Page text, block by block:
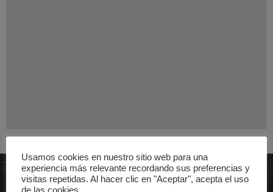
Usamos cookies en nuestro sitio web para una
experiencia más relevante recordando sus preferencias y
visitas repetidas. Al hacer clic en "Aceptar", acepta el uso
de las cookies.